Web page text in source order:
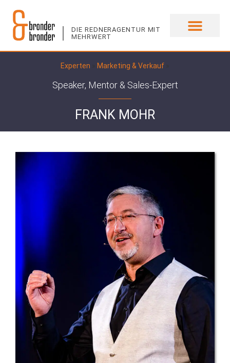
DIE REDNERAGENTUR MIT
MEHRWERT
Experten Marketing & Verkauf
Speaker, Mentor & Sales-Expert
FRANK MOHR